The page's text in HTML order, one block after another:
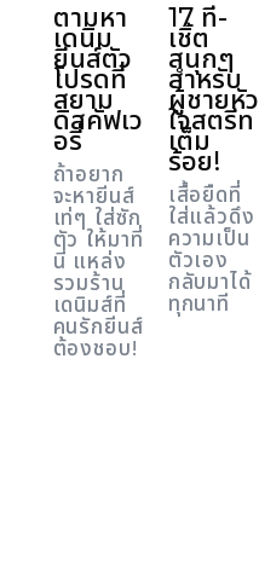
ตามหา
เดนิม
ยีนส์ตัว
โปรดที่
สยาม
ดิสคัฟเว
อรี่
ถ้าอยาก
จะหายีนส์
เท่ๆ ใส่ซัก
ตัว ให้มาที่
นี่ แหล่ง
รวมร้าน
เดนิมส์ที่
คนรักยีนส์
ต้องชอบ!
17 ที-
เชิ้ต
สนุกๆ
สำหรับ
ผู้ชายหัว
ใจสตรีท
เต็ม
ร้อย!
เสื้อยืดที่
ใส่แล้วดึง
ความเป็น
ตัวเอง
กลับมาได้
ทุกนาที